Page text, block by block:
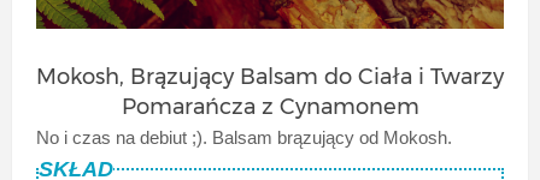
Mokosh, Brązujący Balsam do Ciała i Twarzy
Pomarańcza z Cynamonem
No i czas na debiut ;). Balsam brązujący od Mokosh.
SKŁAD